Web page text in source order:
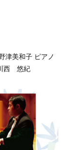
津美和子 ピアノ
西 悠紀